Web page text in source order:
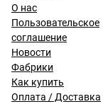
О нас
Пользовательское
соглашение
Новости
Фабрики
Как купить
Оплата / Доставка